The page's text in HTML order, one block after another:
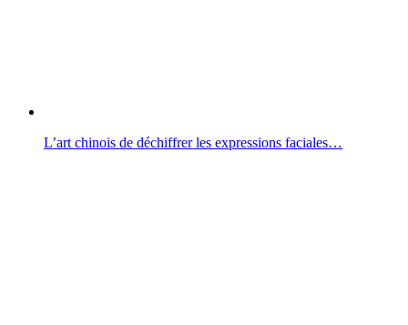
L’art chinois de déchiffrer les expressions faciales…